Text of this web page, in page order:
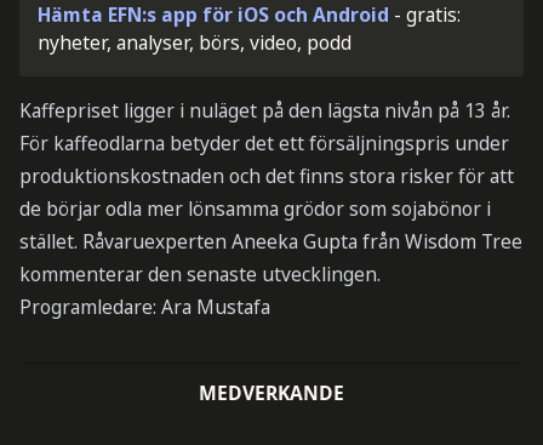
Hämta EFN:s app för iOS och Android - gratis:
nyheter, analyser, börs, video, podd
Kaffepriset ligger i nuläget på den lägsta nivån på 13 år.
För kaffeodlarna betyder det ett försäljningspris under
produktionskostnaden och det finns stora risker för att
de börjar odla mer lönsamma grödor som sojabönor i
stället. Råvaruexperten Aneeka Gupta från Wisdom Tree
kommenterar den senaste utvecklingen.
Programledare: Ara Mustafa
MEDVERKANDE